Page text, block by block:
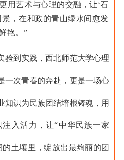
用艺术与心理的交融，让‘石
，在和政的青山绿水间愈发
艳。”
验到实践，西北师范大学心理
一次青春的奔赴，更是一场心
识为民族团结培根铸魂，用
入活力，让“中华民族一家
土壤里，绽放出最绚丽的团